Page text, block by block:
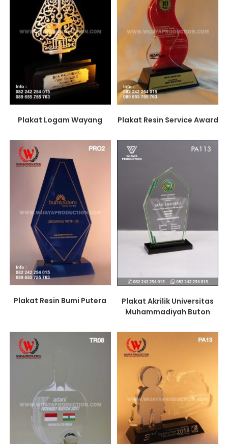
Plakat Logam Wayang Plakat Resin Service Award
Plakat Resin Bumi Putera
Plakat Akrilik Universitas
Muhammadiyah Buton